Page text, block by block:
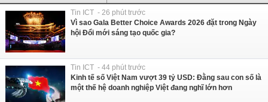
Tin ICT - 26 phút trước
Vì sao Gala Better Choice Awards 2026 đặt trong Ngày
hội Đổi mới sáng tạo quốc gia?
Tin ICT - 44 phút trước
Kinh tế số Việt Nam vượt 39 tỷ USD: Đằng sau con số là
một thế hệ doanh nghiệp Việt đang nghĩ lớn hơn